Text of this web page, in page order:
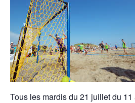
Tous les mardis du 21 juillet du